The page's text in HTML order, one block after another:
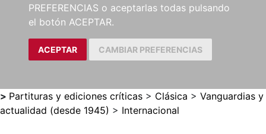
PREFERENCIAS o aceptarlas todas pulsando
el botón ACEPTAR.
ACEPTAR CAMBIAR PREFERENCIAS
> Partituras y ediciones críticas > Clásica > Vanguardias y
actualidad (desde 1945) > Internacional